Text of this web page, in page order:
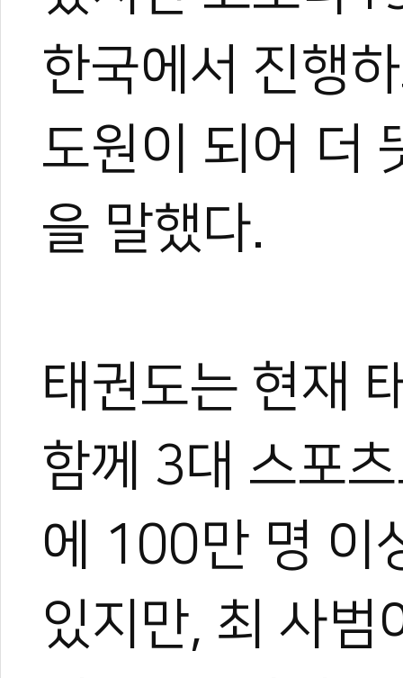
한국에서 진행
도원이 되어 더
을 말했다.
태권도는 현재
함께 3대 스포
에 100만 명 이
있지만, 최 사범